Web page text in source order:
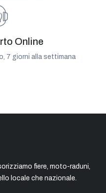
Online
7 giorni alla settimana
fiere, moto-raduni,
locale che nazionale.